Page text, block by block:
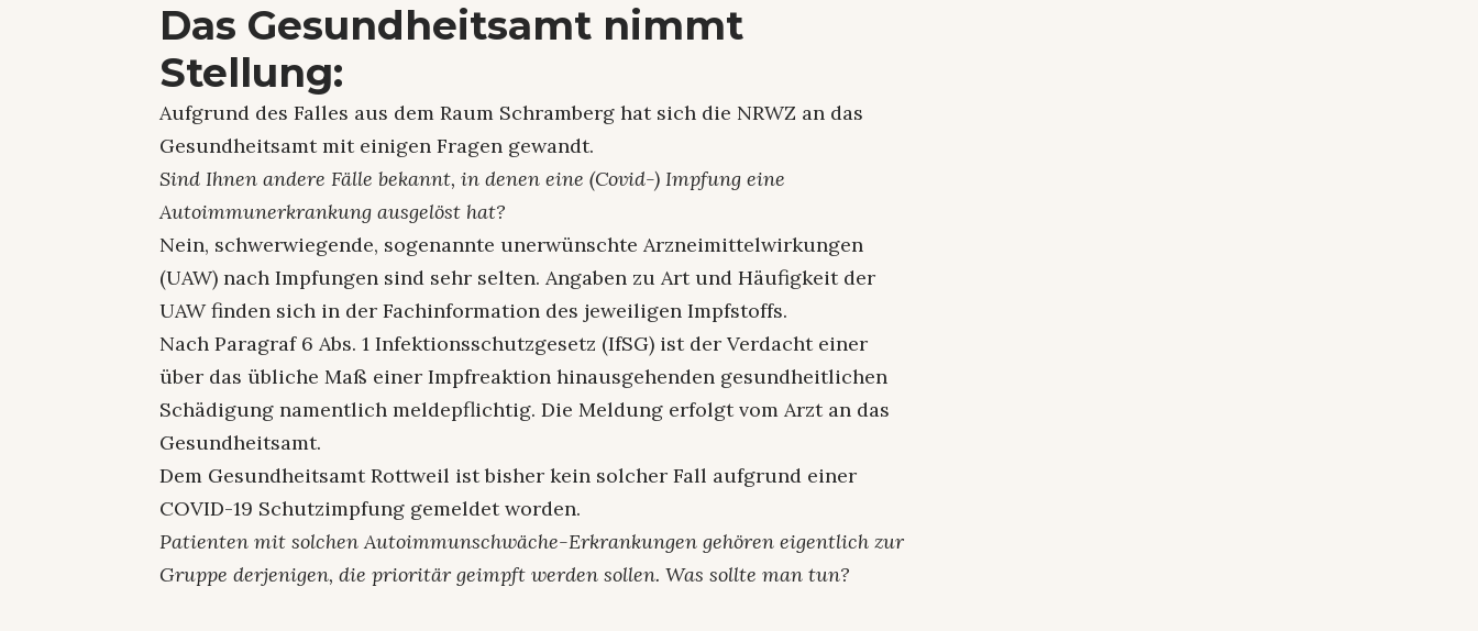
Das Gesundheitsamt nimmt
Stellung:
Aufgrund des Falles aus dem Raum Schramberg hat sich die NRWZ an das
Gesundheitsamt mit einigen Fragen gewandt.
Sind Ihnen andere Fälle bekannt, in denen eine (Covid-) Impfung eine
Autoimmunerkrankung ausgelöst hat?
Nein, schwerwiegende, sogenannte unerwünschte Arzneimittelwirkungen
(UAW) nach Impfungen sind sehr selten. Angaben zu Art und Häufigkeit der
UAW finden sich in der Fachinformation des jeweiligen Impfstoffs.
Nach Paragraf 6 Abs. 1 Infektionsschutzgesetz (IfSG) ist der Verdacht einer
über das übliche Maß einer Impfreaktion hinausgehenden gesundheitlichen
Schädigung namentlich meldepflichtig. Die Meldung erfolgt vom Arzt an das
Gesundheitsamt.
Dem Gesundheitsamt Rottweil ist bisher kein solcher Fall aufgrund einer
COVID-19 Schutzimpfung gemeldet worden.
Patienten mit solchen Autoimmunschwäche-Erkrankungen gehören eigentlich zur
Gruppe derjenigen, die prioritär geimpft werden sollen. Was sollte man tun?